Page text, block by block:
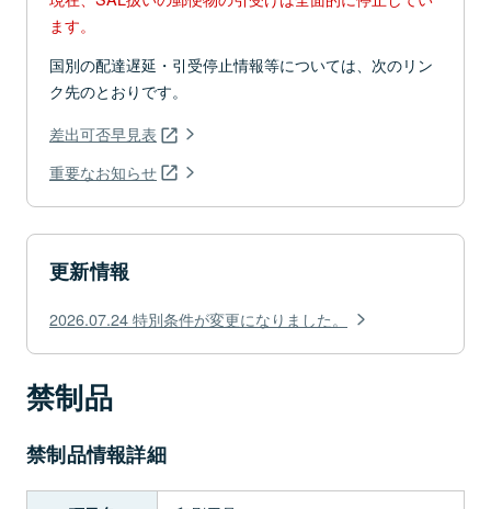
ます。
国別の配達遅延・引受停止情報等については、次のリン
ク先のとおりです。
差出可否早見表
重要なお知らせ
更新情報
2026.07.24 特別条件が変更になりました。
禁制品
禁制品情報詳細